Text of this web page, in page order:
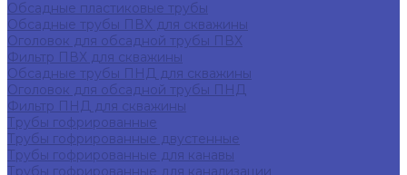
Обсадные пластиковые трубы
Обсадные трубы ПВХ для скважины
Оголовок для обсадной трубы ПВХ
Фильтр ПВХ для скважины
Обсадные трубы ПНД для скважины
Оголовок для обсадной трубы ПНД
Фильтр ПНД для скважины
Трубы гофрированные
Трубы гофрированные двустенные
Трубы гофрированные для канавы
Трубы гофрированные для канализации